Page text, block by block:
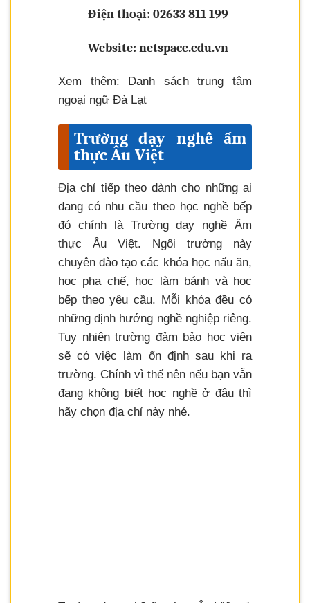
Điện thoại: 02633 811 199
Website: netspace.edu.vn
Xem thêm: Danh sách trung tâm
ngoại ngữ Đà Lạt
Trường dạy nghề ẩm
thực Âu Việt
Địa chỉ tiếp theo dành cho những ai
đang có nhu cầu theo học nghề bếp
đó chính là Trường dạy nghề Ẩm
thực Âu Việt. Ngôi trường này
chuyên đào tạo các khóa học nấu ăn,
học pha chế, học làm bánh và học
bếp theo yêu cầu. Mỗi khóa đều có
những định hướng nghề nghiệp riêng.
Tuy nhiên trường đảm bảo học viên
sẽ có việc làm ổn định sau khi ra
trường. Chính vì thế nên nếu bạn vẫn
đang không biết học nghề ở đâu thì
hãy chọn địa chỉ này nhé.